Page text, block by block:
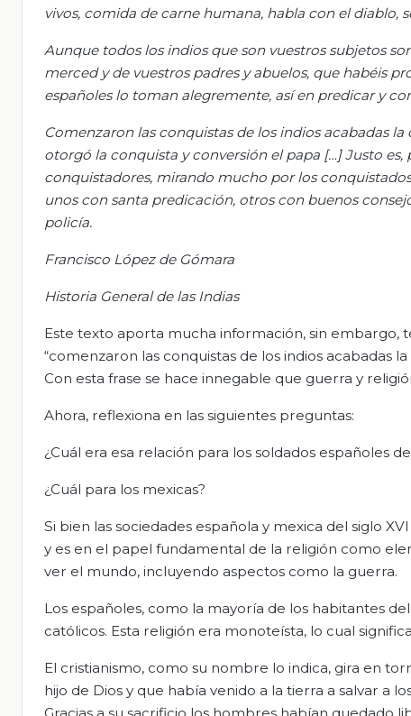
vivos, comida de carne humana, habla con el diablo,
Aunque todos los indios que son vuestros subjetos
merced y de vuestros padres y abuelos, que habéis
españoles lo toman alegremente, así en predicar y
Comenzaron las conquistas de los indios acabadas
otorgó la conquista y conversión el papa […] Justo
conquistadores, mirando mucho por los
unos con santa predicación, otros con buenos
policía.
Francisco López de Gómara
Historia General de las Indias
Este texto aporta mucha información, sin embargo,
“comenzaron las conquistas de los indios acabadas
Con esta frase se hace innegable que guerra y
Ahora, reflexiona en las siguientes preguntas:
¿Cuál era esa relación para los soldados españoles
¿Cuál para los mexicas?
Si bien las sociedades española y mexica del siglo
y es en el papel fundamental de la religión como
ver el mundo, incluyendo aspectos como la guerra.
Los españoles, como la mayoría de los habitantes
católicos. Esta religión era monoteísta, lo cual
El cristianismo, como su nombre lo indica, gira en
hijo de Dios y que había venido a la tierra a salvar